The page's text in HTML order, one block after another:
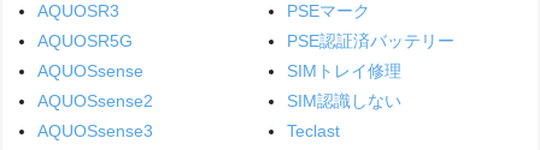
AQUOSR3
AQUOSR5G
AQUOSsense
AQUOSsense2
AQUOSsense3
PSEマーク
PSE認証済バッテリー
SIMトレイ修理
SIM認識しない
Teclast